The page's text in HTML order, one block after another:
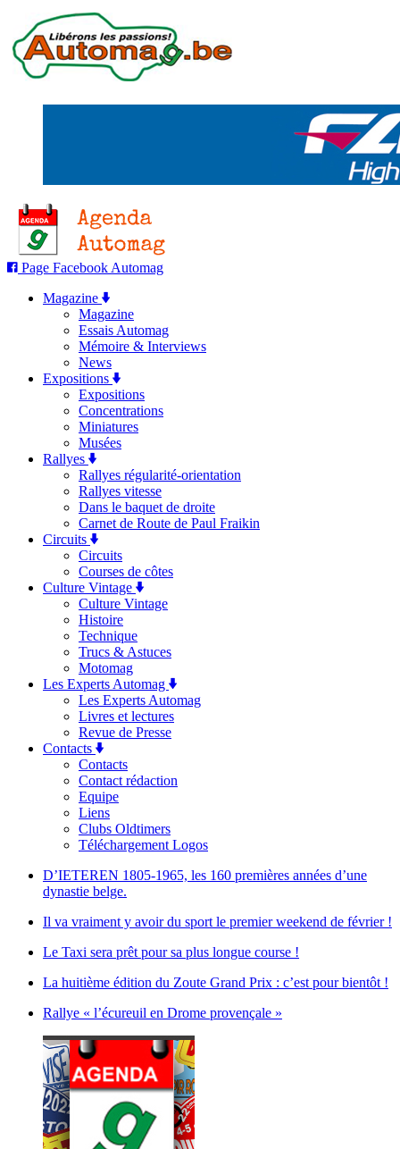
Page Facebook Automag
Magazine
Magazine
Essais Automag
Mémoire & Interviews
News
Expositions
Expositions
Concentrations
Miniatures
Musées
Rallyes
Rallyes régularité-orientation
Rallyes vitesse
Dans le baquet de droite
Carnet de Route de Paul Fraikin
Circuits
Circuits
Courses de côtes
Culture Vintage
Culture Vintage
Histoire
Technique
Trucs & Astuces
Motomag
Les Experts Automag
Les Experts Automag
Livres et lectures
Revue de Presse
Contacts
Contacts
Contact rédaction
Equipe
Liens
Clubs Oldtimers
Téléchargement Logos
D’IETEREN 1805-1965, les 160 premières années d’une
dynastie belge.
Il va vraiment y avoir du sport le premier weekend de février !
Le Taxi sera prêt pour sa plus longue course !
La huitième édition du Zoute Grand Prix : c’est pour bientôt !
Rallye « l’écureuil en Drome provençale »